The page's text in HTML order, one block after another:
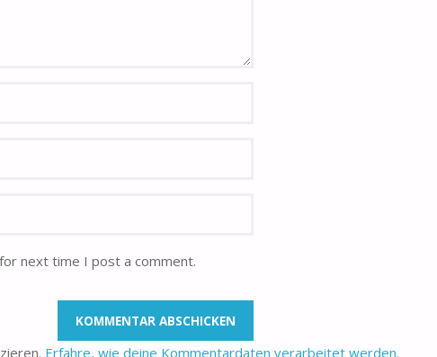
next time I post a comment.
Erfahre, wie deine Kommentardaten verarbeitet werden.